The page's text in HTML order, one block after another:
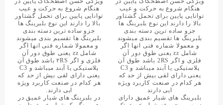
هنگام شروع به حرکت و عیب
توانایی پایین برای تحمل گشتاور
بالا را دارند این نوع بلبرینگ ها
جزو ساده ترین دسته بندی
بلبرینگ ها تقسیم بندی میشوند
و معمولا شماره فنی انها اگر
شامل zz یعنی طوق دور آن
فلزی و اگر ۲RS باشد طوق آن
پلاستیکی یا آبند میباشد و C3
یعنی دارای لقی بیش از حد که
هر کدام در صنعت کاربرد ویژه
ایی دارند.
در بلبرینگ های شیار عمیق در
هنگام شروع به حرکت و عیب
توانایی پایین برای تحمل گشتاور
بالا را دارند این نوع بلبرینگ ها
جزو ساده ترین دسته بندی
بلبرینگ ها تقسیم بندی میشوند
و معمولا شماره فنی انها اگر
شامل zz یعنی طوق دور آن
فلزی و اگر 2RS باشد طوق آن
پلاستیکی یا آبند میباشد و C3
یعنی دارای لقی بیش از حد که
هر کدام در صنعت کاربرد ویژه
ایی دارند
بلبرینگ های شیار عمیق دارای